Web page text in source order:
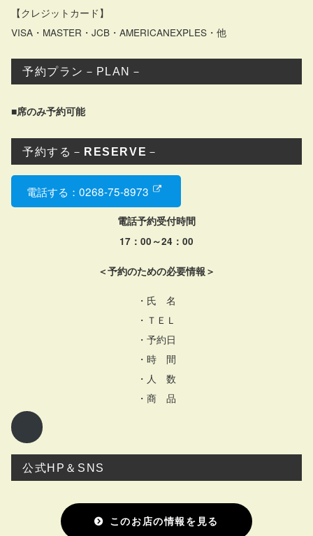
【クレジットカード】
VISA・MASTER・JCB・AMERICANEXPLES・他
予約プラン－PLAN－
■席のみ予約可能
予約する－ RESERVE －
電話する：0268-75-8973
電話予約受付時間
17：00～24：00
＜予約のための必要情報＞
・氏 名
・ＴＥＬ
・予約日
・時 間
・人 数
・商 品
公式HP＆SNS
このお店の情報を見る